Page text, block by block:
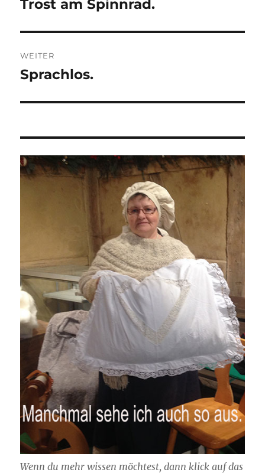
Vorheriger
Trost am Spinnrad.
WEITER
Nächster
Sprachlos.
Wenn du mehr wissen möchtest, dann klick auf das